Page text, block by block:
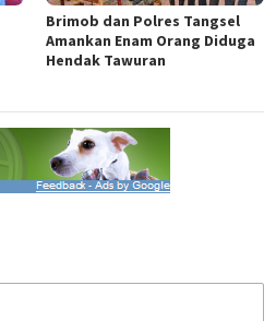
Brimob dan Polres Tangsel
Amankan Enam Orang Diduga
Hendak Tawuran